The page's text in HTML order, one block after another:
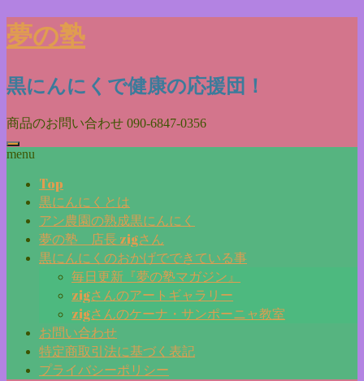
Skip
to
content
夢の塾
黒にんにくで健康の応援団！
商品のお問い合わせ 090-6847-0356
menu
Top
黒にんにくとは
アン農園の熟成黒にんにく
夢の塾 店長 zigさん
黒にんにくのおかげでできている事
毎日更新『夢の塾マガジン』
zigさんのアートギャラリー
zigさんのケーナ・サンポーニャ教室
お問い合わせ
特定商取引法に基づく表記
プライバシーポリシー